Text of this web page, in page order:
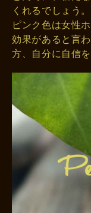
くれるでしょう。
ピンク色は女性
効果があると言
方、自分に自信